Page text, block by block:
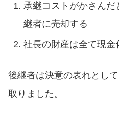
承継コストがかさん
継者に売却する
社長の財産は全て現金
後継者は決意の表れとし
取りました。